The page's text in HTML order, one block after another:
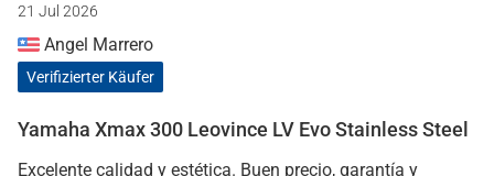
21 Jul 2026
Angel Marrero
Verifizierter Käufer
Yamaha Xmax 300 Leovince LV Evo Stainless Steel
Excelente calidad y estética. Buen precio, garantía y